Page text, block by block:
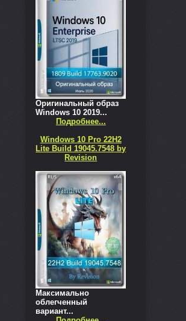
Оригинальный образ
Windows 10 2019...
Подробнее...
Windows 10 Pro 22H2
Lite Build 19045.7548 by
Revision
Максимально
облегченный
вариант...